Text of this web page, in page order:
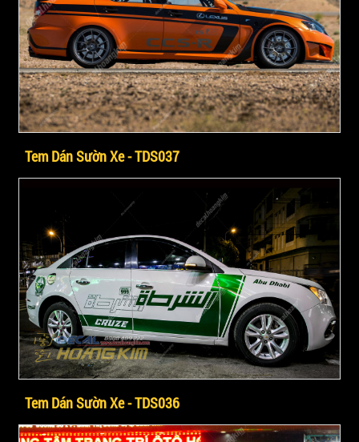
Tem Dán Sườn Xe - TDS037
Tem Dán Sườn Xe - TDS036